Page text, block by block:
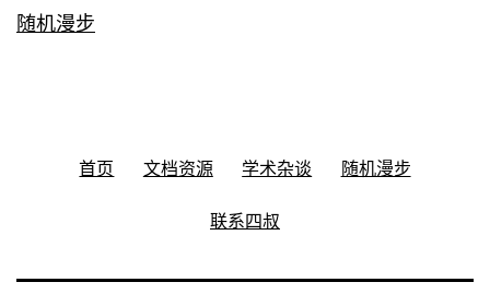
随机漫步
首页 文档资源 学术杂谈 随机漫步
联系四叔